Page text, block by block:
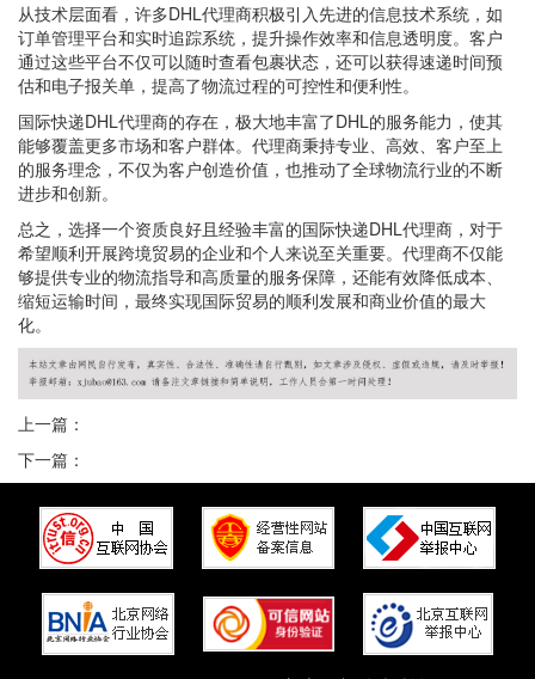
从技术层面看，许多DHL代理商积极引入先进的信息技术系统，如
订单管理平台和实时追踪系统，提升操作效率和信息透明度。客户
通过这些平台不仅可以随时查看包裹状态，还可以获得速递时间预
估和电子报关单，提高了物流过程的可控性和便利性。
国际快递DHL代理商的存在，极大地丰富了DHL的服务能力，使其
能够覆盖更多市场和客户群体。代理商秉持专业、高效、客户至上
的服务理念，不仅为客户创造价值，也推动了全球物流行业的不断
进步和创新。
总之，选择一个资质良好且经验丰富的国际快递DHL代理商，对于
希望顺利开展跨境贸易的企业和个人来说至关重要。代理商不仅能
够提供专业的物流指导和高质量的服务保障，还能有效降低成本、
缩短运输时间，最终实现国际贸易的顺利发展和商业价值的最大
化。
上一篇：
下一篇：